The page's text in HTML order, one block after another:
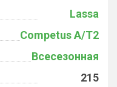
Lassa
Competus A/T2
Всесезонная
215